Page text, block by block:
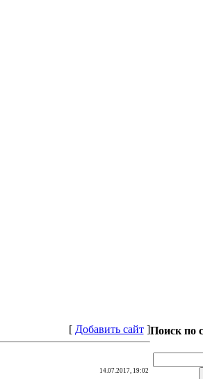
[ Добавить сайт]
14.07.2017, 19:02
Поиск по